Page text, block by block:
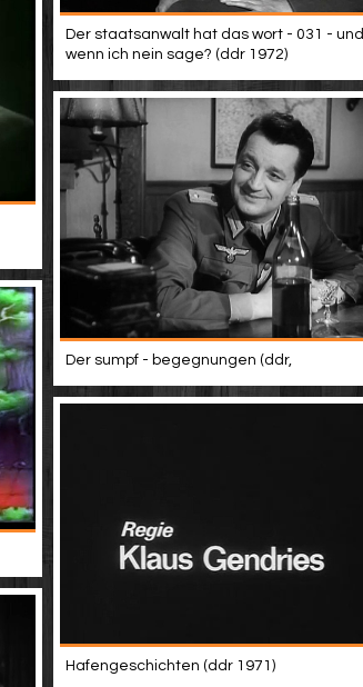
Der staatsanwalt hat das wort - 031 - und
wenn ich nein sage? (ddr 1972)
Der sumpf - begegnungen (ddr,
Hafengeschichten (ddr 1971)